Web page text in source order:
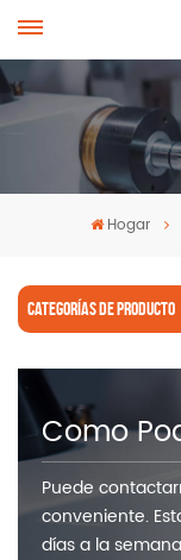
Hogar
CATEGORÍAS DE PRODUCTO
Como
Puede
conveniente.
días a la